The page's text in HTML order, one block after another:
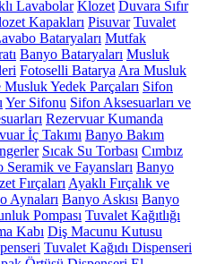
Lavabolar Klozet Duvara Sıfır
Kapakları Pisuvar Tuvalet
Bataryaları Mutfak
Banyo Bataryaları Musluk
Fotoselli Batarya Ara Musluk
Yedek Parçaları Sifon
Yer Sifonu Sifon Aksesuarları ve
Rezervuar Kumanda
İç Takımı Banyo Bakım
Sıcak Su Torbası Cımbız
Seramik ve Fayansları Banyo
Fırçaları Ayaklı Fırçalık ve
Aynaları Banyo Askısı Banyo
Pompası Tuvalet Kağıtlığı
Kabı Diş Macunu Kutusu
Tuvalet Kağıdı Dispenseri